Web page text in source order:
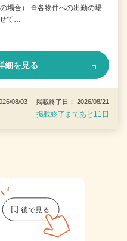
場合） ※各物件への出勤の場
て…
細を見る
08/03 掲載終了日： 2026/08/21
掲載終了まであと11日